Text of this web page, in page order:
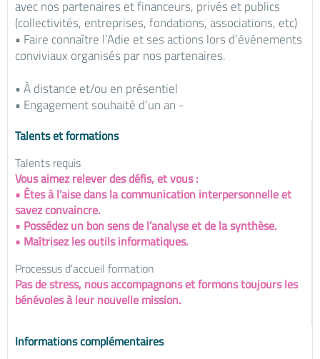
avec nos partenaires et financeurs, privés et publics
(collectivités, entreprises, fondations, associations, etc)
• Faire connaître l’Adie et ses actions lors d’événements
conviviaux organisés par nos partenaires.
• À distance et/ou en présentiel
• Engagement souhaité d’un an -
Talents et formations
Talents requis
Vous aimez relever des défis, et vous :
• Êtes à l’aise dans la communication interpersonnelle et
savez convaincre.
• Possédez un bon sens de l’analyse et de la synthèse.
• Maîtrisez les outils informatiques.
Processus d'accueil formation
Pas de stress, nous accompagnons et formons toujours les
bénévoles à leur nouvelle mission.
Informations complémentaires